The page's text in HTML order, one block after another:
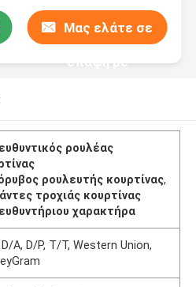
Μας ελάτε σε
επαφή με
ρουλέας
ρουλευτής κουρτίνας,
τροχιάς κουρτίνας
χαρακτήρα
A, D/P, T/T, Western Union,